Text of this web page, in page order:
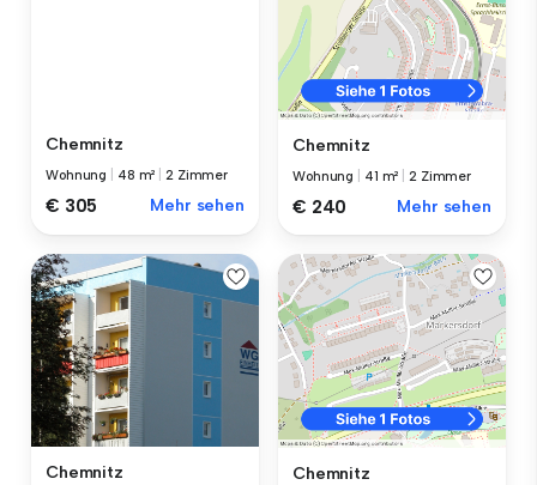
Chemnitz
Wohnung 48 m² |2 Zimmer
€ 305 Mehr sehen
Chemnitz
Wohnung 41 m² |2 Zimmer
€ 240 Mehr sehen
Chemnitz Chemnitz